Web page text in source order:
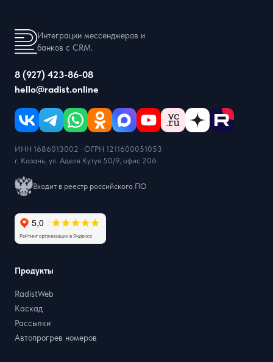
Интеграции мессенджеров и
банков с CRM.
8 (927) 423-86-08
hello@radist.online
ИНН 1686013002 · ОГРН 1211600051053
г. Казань, ул. Аделя Кутуя 50/9, офис 206
Входит в реестр российского ПО
Продукты
RadistWeb
Каскад
Рассылки
Автопрогрев номеров